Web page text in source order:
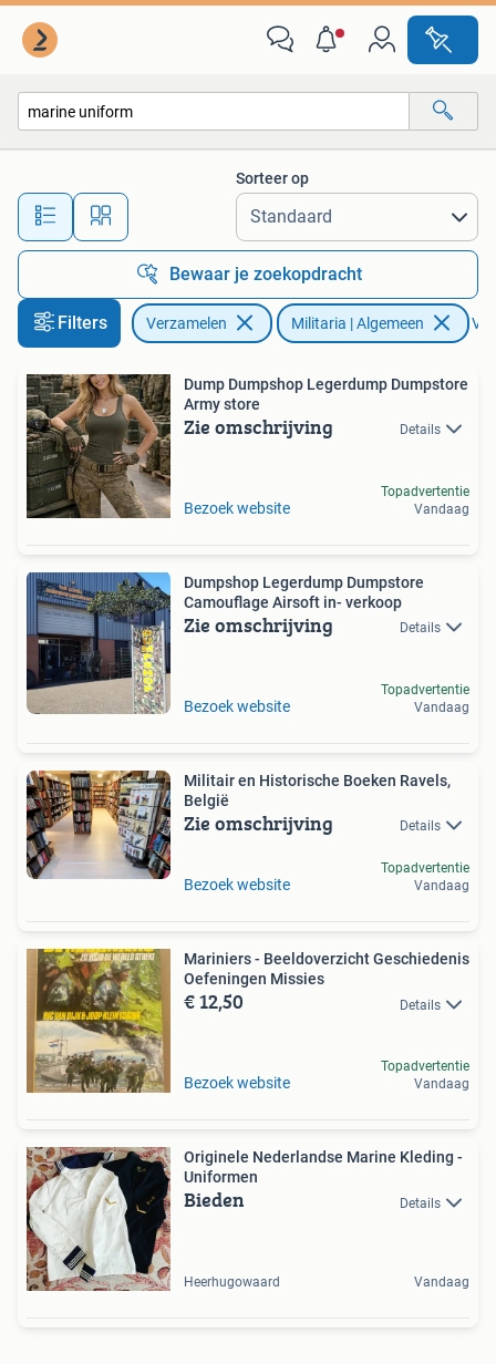
Alle afstanden…
Sorteer op
Bewaar je zoekopdracht
Filters Verzamelen Militaria | Algemeen
Dump Dumpshop Legerdump Dumpstore
Army store
Zie omschrijving Details
Bezoek website
Topadvertentie
Vandaag
Dumpshop Legerdump Dumpstore
Camouflage Airsoft in- verkoop
Zie omschrijving Details
Bezoek website
Topadvertentie
Vandaag
Militair en Historische Boeken Ravels,
België
Zie omschrijving Details
Bezoek website
Topadvertentie
Vandaag
Mariniers - Beeldoverzicht Geschiedenis
Oefeningen Missies
€ 12,50 Details
Bezoek website
Topadvertentie
Vandaag
Originele Nederlandse Marine Kleding -
Uniformen
Bieden Details
Heerhugowaard Vandaag